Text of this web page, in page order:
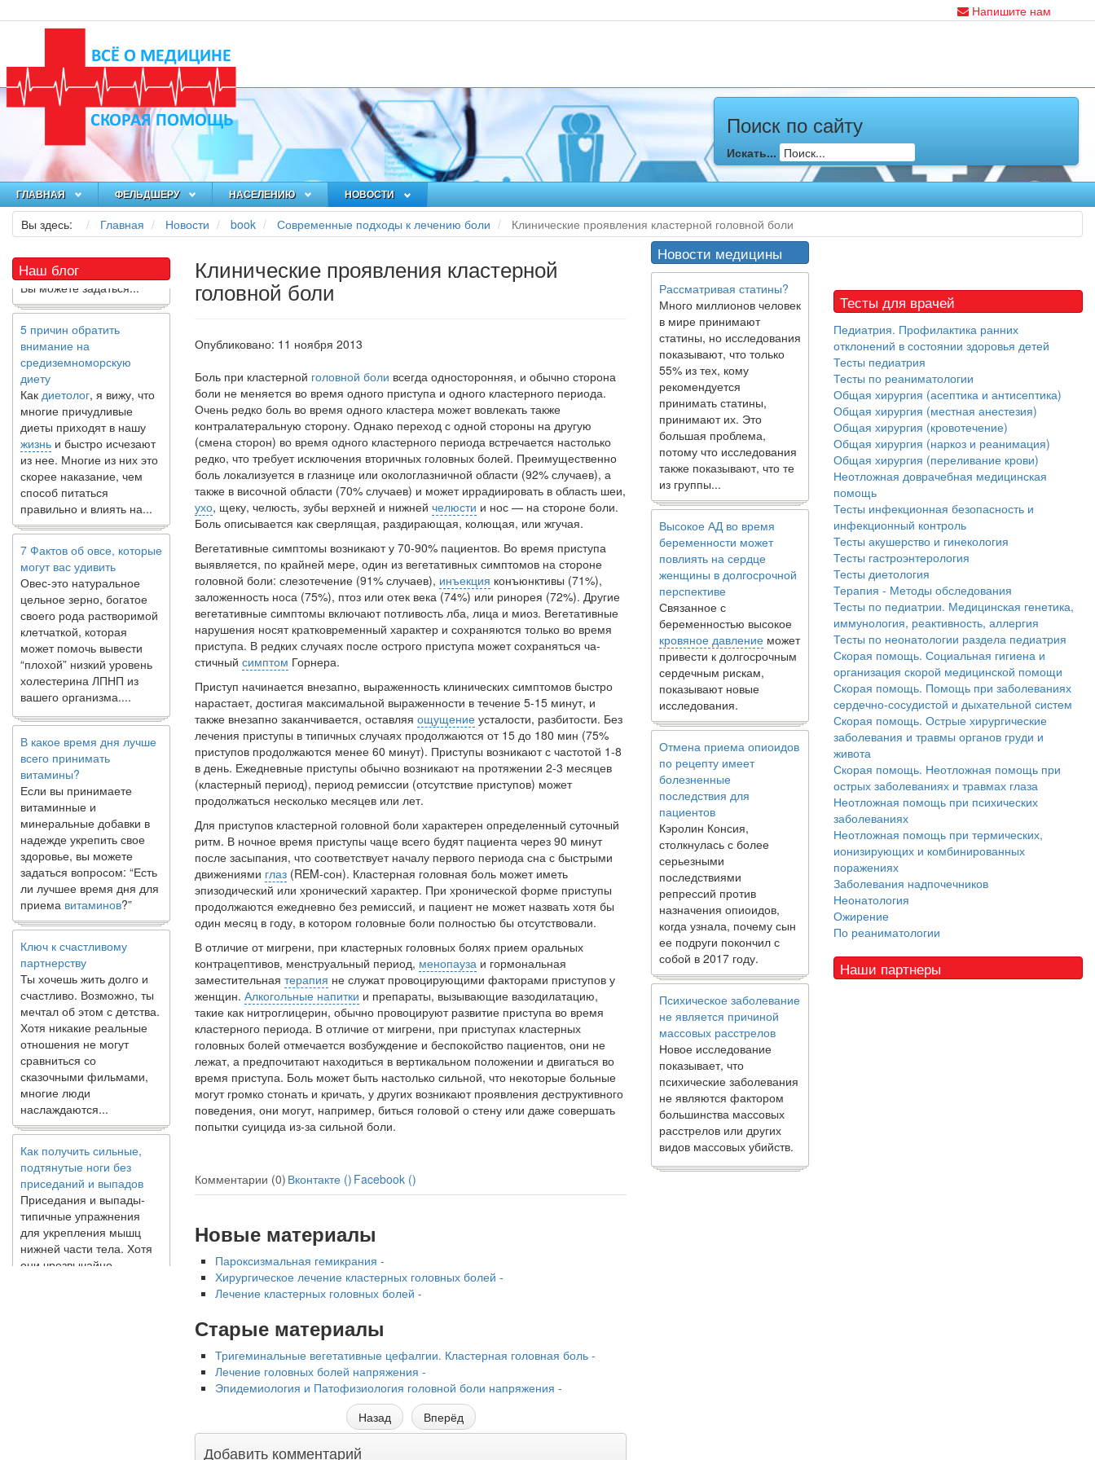
Напишите нам
Поиск по сайту
Искать...
ГЛАВНАЯ ФЕЛЬДШЕРУ НАСЕЛЕНИЮ НОВОСТИ
Вы здесь: Главная Новости book Современные подходы к лечению боли Клинические проявления кластерной головной боли
Наш блог
Как я заболел во время
локдауна?
Это странная ситуация:
вы соблюдали все меры
предосторожности
COVID-19 (вы почти все
время дома), но, тем не
менее, вы каким-то
образом простудились.
Вы можете задаться...
5 причин обратить
внимание на
средиземноморскую
диету
Какдиетолог
многие причудливые
диеты приходят в нашу
жизньи быстро исчезают
из нее. Многие из них это
скорее наказание, чем
способ питаться
правильно и влиять на...
7 Фактов об овсе, которые
могут вас удивить
Овес-это натуральное
цельное зерно, богатое
своего рода растворимой
клетчаткой, которая
может помочь вывести
“плохой” низкий уровень
холестерина ЛПНП из
вашего организма....
В какое время дня лучше
всего принимать
витамины?
Если вы принимаете
витаминные и
минеральные добавки в
надежде укрепить свое
здоровье, вы можете
задаться вопросом: “Есть
ли лучшее время дня для
приемавитаминов?”
Ключ к счастливому
партнерству
Ты хочешь жить долго и
счастливо. Возможно, ты
мечтал об этом с детства.
Хотя никакие реальные
отношения не могут
сравниться со
сказочными фильмами,
многие люди
наслаждаются...
Как получить сильные,
подтянутые ноги без
приседаний и выпадов
Приседания и выпады-
типичные упражнения
для укрепления мышц
нижней части тела. Хотя
они чрезвычайно
распространены, они не
Клинические проявления кластерной
головной боли
Опубликовано: 11 ноября 2013
Боль при кластерной головной боли всег­да односторонняя, и обычно сторона
боли не меняется во время одного приступа и одного кластерного периода.
Очень редко боль во вре­мя одного кластера может вовлекать также
контралатеральную сторону. Однако переход с одной стороны на другую
(смена сторон) во время одного кластерного периода встречает­ся настолько
редко, что требует исключения вторичных головных болей. Преимущественно
боль локализуется в глазнице или окологлаз­ничной области (92% случаев), а
также в ви­сочной области (70% случаев) и может иррадиировать в область шеи,
ухо, щеку, челюсть, зубы верхней и нижней челюсти и нос — на стороне боли.
Боль описывается как сверля­щая, раздирающая, колющая, или жгучая.
Вегетативные симптомы возникают у 70-90% пациентов. Во время приступа
выявля­ется, по крайней мере, один из вегетативных симптомов на стороне
головной боли: слезоте­чение (91% случаев), инъекция конъюнктивы (71%),
заложенность носа (75%), птоз или отек века (74%) или ринорея (72%). Другие
вегетативные симптомы включают потливость лба, лица и миоз. Вегетативные
нарушения но­сят кратковременный характер и сохраняются только во время
приступа. В редких случаях после острого приступа может сохраняться ча­
стичный симптом Горнера.
Приступ начинается внезапно, выражен­ность клинических симптомов быстро
нараста­ет, достигая максимальной выраженности в те­чение 5-15 минут, и
также внезапно заканчи­вается, оставляя ощущение усталости, раз­битости. Без
лечения приступы в типичных случаях продолжаются от 15 до 180 мин (75%
приступов продолжаются менее 60 минут). Приступы возникают с частотой 1-8
в день. Ежедневные приступы обычно возникают на протяжении 2-3 месяцев
(кластерный период), период ремиссии (отсутствие приступов) мо­жет
продолжаться несколько месяцев или лет.
Для приступов кластерной головной боли ха­рактерен определенный суточный
ритм. В ноч­ное время приступы чаще всего будят пациента через 90 минут
после засыпания, что соответ­ствует началу первого периода сна с быстрыми
движениями глаз (REM-сон). Кластерная го­ловная боль может иметь
эпизодический или хронический характер. При хронической фор­ме приступы
продолжаются ежедневно без ре­миссий, и пациент не может назвать хотя бы
один месяц в году, в котором головные боли полностью бы отсутствовали.
В отличие от мигрени, при кластерных го­ловных болях прием оральных
контрацепти­вов, менструальный период, менопауза и гор­мональная
заместительная терапия не служат провоцирующими факторами приступов у
жен­щин. Алкогольные напитки и препараты, вызы­вающие вазодилатацию,
такие как нитроглице­рин, обычно провоцируют развитие приступа во время
кластерного периода. В отличие от мигрени, при приступах кластерных
головных болей отмечается возбуждение и беспокой­ство пациентов, они не
лежат, а предпочитают находиться в вертикальном положении и дви­гаться во
время приступа. Боль может быть на­столько сильной, что некоторые больные
могут громко стонать и кричать, у других возникают проявления деструктивного
поведения, они могут, например, биться головой о стену или даже совершать
попытки суицида из-за силь­ной боли.
Комментарии (0) Вконтакте () Facebook ()
Новые материалы
Пароксизмальная гемикрания -
Хирургическое лечение кластерных головных болей -
Лечение кластерных головных болей -
Старые материалы
Тригеминальные вегетативные цефалгии. Кластерная головная боль -
Лечение головных болей напряжения -
Эпидемиология и Патофизиология головной боли напряжения -
Назад
Вперёд
Добавить комментарий
Новости медицины
Рассматривая статины?
Много миллионов человек
в мире принимают
статины, но исследования
показывают, что только
55% из тех, кому
рекомендуется
принимать статины,
принимают их. Это
большая проблема,
потому что исследования
также показывают, что те
из группы...
Высокое АД во время
беременности может
повлиять на сердце
женщины в долгосрочной
перспективе
Связанное с
беременностью высокое
кровяное давление может
привести к долгосрочным
сердечным рискам,
показывают новые
исследования.
Отмена приема опиоидов
по рецепту имеет
болезненные
последствия для
пациентов
Кэролин Консия,
столкнулась с более
серьезными
последствиями
репрессий против
назначения опиоидов,
когда узнала, почему сын
ее подруги покончил с
собой в 2017 году.
Психическое заболевание
не является причиной
массовых расстрелов
Новое исследование
показывает, что
психические заболевания
не являются фактором
большинства массовых
расстрелов или других
видов массовых убийств.
Тесты для врачей
Педиатрия. Профилактика ранних
отклонений в состоянии здоровья детей
Тесты педиатрия
Тесты по реаниматологии
Общая хирургия (асептика и антисептика)
Общая хирургия (местная анестезия)
Общая хирургия (кровотечение)
Общая хирургия (наркоз и реанимация)
Общая хирургия (переливание крови)
Неотложная доврачебная медицинская
помощь
Тесты инфекционная безопасность и
инфекционный контроль
Тесты акушерство и гинекология
Тесты гастроэнтерология
Тесты диетология
Терапия - Методы обследования
Тесты по педиатрии. Медицинская генетика,
иммунология, реактивность, аллергия
Тесты по неонатологии раздела педиатрия
Скорая помощь. Социальная гигиена и
организация скорой медицинской помощи
Скорая помощь. Помощь при заболеваниях
сердечно-сосудистой и дыхательной систем
Скорая помощь. Острые хирургические
заболевания и травмы органов груди и
живота
Скорая помощь. Неотложная помощь при
острых заболеваниях и травмах глаза
Неотложная помощь при психических
заболеваниях
Неотложная помощь при термических,
ионизирующих и комбинированных
поражениях
Заболевания надпочечников
Неонатология
Ожирение
По реаниматологии
Наши партнеры